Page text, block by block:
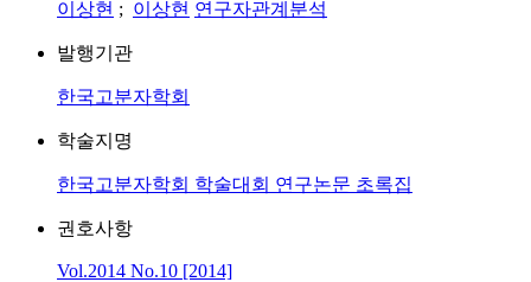
이상현 ; 이상현 연구자관계분석
발행기관
한국고분자학회
학술지명
한국고분자학회 학술대회 연구논문 초록집
권호사항
Vol.2014 No.10 [2014]